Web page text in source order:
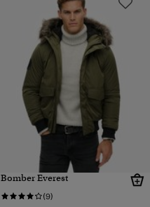
Bomber Everest
(9)